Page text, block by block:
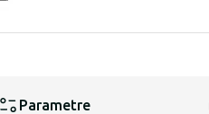
Parametre